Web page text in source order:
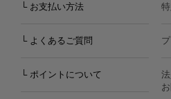
└ お支払い方法
└ よくあるご質問
└ ポイントについて